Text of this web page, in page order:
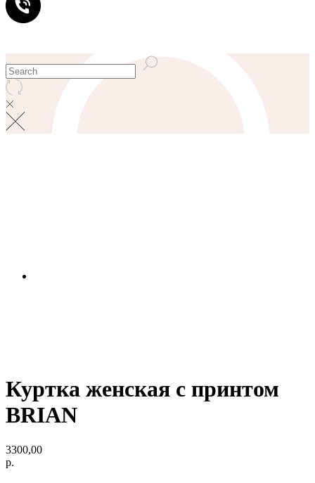
Куртка женская с принтом
BRIAN
3300,00
р.